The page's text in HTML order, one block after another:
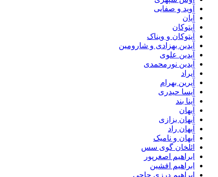
آوید و صفایی
آیان
آیتوکان
آیتوکان و ویناک
آیدین بهزادی و شارومین
آیدین علوی
آیدین نورمحمدی
آیراد
آیرین بهرام
آیسا حیدری
آینا بند
آیهان
آیهان بزازی
آیهان راد
آیهان و نامیک
ائلخان گوی سس
ابراهیم اصغرپور
ابراهیم افشین
ابراهیم درزی حاجی